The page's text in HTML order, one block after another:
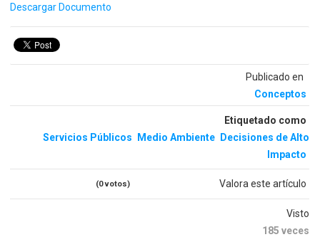
Publicado en
Conceptos
Etiquetado como
Servicios Públicos
Medio Ambiente
Decisiones de Alto
Impacto
Valora este artículo
(0 votos)
Visto
185 veces
Descargar Documento